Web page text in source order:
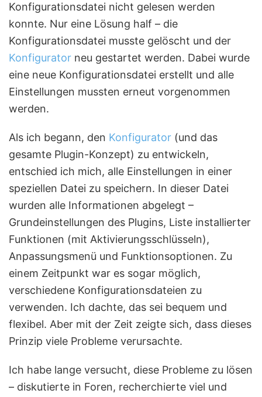
Konfigurationsdatei nicht gelesen werden
konnte. Nur eine Lösung half – die
Konfigurationsdatei musste gelöscht und der
Konfigurator neu gestartet werden. Dabei wurde
eine neue Konfigurationsdatei erstellt und alle
Einstellungen mussten erneut vorgenommen
werden.
Als ich begann, den Konfigurator (und das
gesamte Plugin-Konzept) zu entwickeln,
entschied ich mich, alle Einstellungen in einer
speziellen Datei zu speichern. In dieser Datei
wurden alle Informationen abgelegt –
Grundeinstellungen des Plugins, Liste installierter
Funktionen (mit Aktivierungsschlüsseln),
Anpassungsmenü und Funktionsoptionen. Zu
einem Zeitpunkt war es sogar möglich,
verschiedene Konfigurationsdateien zu
verwenden. Ich dachte, das sei bequem und
flexibel. Aber mit der Zeit zeigte sich, dass dieses
Prinzip viele Probleme verursachte.
Ich habe lange versucht, diese Probleme zu lösen
– diskutierte in Foren, recherchierte viel und